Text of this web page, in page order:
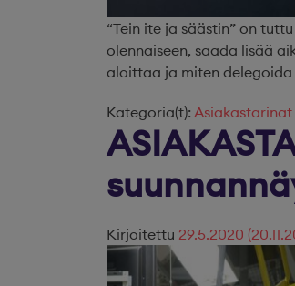
“Tein ite ja säästin” on
olennaiseen, saada lisää
aloittaa ja miten delegoida
Kategoria(t): Asiakastarinat
Kirjoitettu 29.5.2020